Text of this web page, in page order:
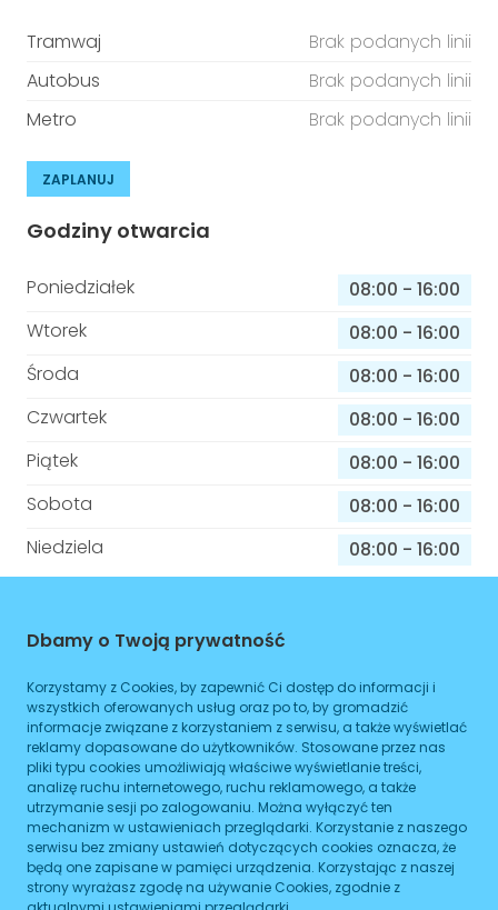
Tramwaj
Brak podanych linii
Autobus
Brak podanych linii
Metro
Brak podanych linii
ZAPLANUJ
Godziny otwarcia
Poniedziałek 08:00 - 16:00
Wtorek
08:00 - 16:00
Środa
08:00 - 16:00
Czwartek
08:00 - 16:00
Piątek
08:00 - 16:00
Sobota
08:00 - 16:00
Niedziela
08:00 - 16:00
Informacje o sprawach jakie załatwisz w
tym budynku
Brak podanych spraw
ZAPLANUJ
PROVITA STOMATOLOGIA
Dbamy o Twoją prywatność
Korzystamy z Cookies, by zapewnić Ci dostęp do informacji i
wszystkich oferowanych usług oraz po to, by gromadzić
informacje związane z korzystaniem z serwisu, a także wyświetlać
reklamy dopasowane do użytkowników. Stosowane przez nas
pliki typu cookies umożliwiają właściwe wyświetlanie treści,
analizę ruchu internetowego, ruchu reklamowego, a także
utrzymanie sesji po zalogowaniu. Można wyłączyć ten
mechanizm w ustawieniach przeglądarki. Korzystanie z naszego
serwisu bez zmiany ustawień dotyczących cookies oznacza, że
będą one zapisane w pamięci urządzenia. Korzystając z naszej
strony wyrażasz zgodę na używanie Cookies, zgodnie z